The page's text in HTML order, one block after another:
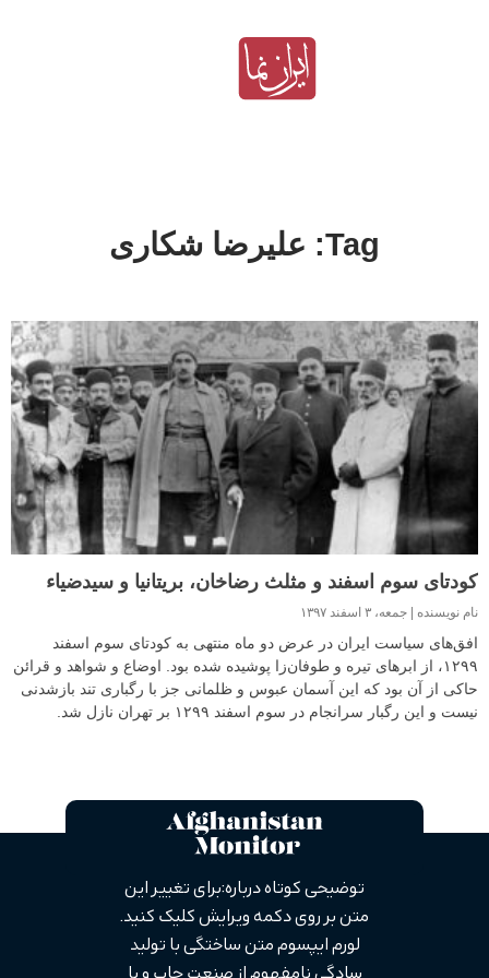
Tag: علیرضا شکاری
کودتای سوم اسفند و مثلث رضاخان، بریتانیا و سیدضیاء
نام نویسنده جمعه، ۳ اسفند ۱۳۹۷
افق‌های سیاست ایران در عرض دو ماه منتهی به کودتای سوم اسفند
۱۲۹۹، از ابرهای تیره و طوفان‌زا پوشیده شده بود. اوضاع و شواهد و قرائن
حاکی از آن بود که این آسمان عبوس و ظلمانی جز با رگباری تند بازشدنی
نیست و این رگبار سرانجام در سوم اسفند ۱۲۹۹ بر تهران نازل شد.
توضیحی کوتاه درباره: برای تغییر این
متن بر روی دکمه ویرایش کلیک کنید.
لورم ایپسوم متن ساختگی با تولید